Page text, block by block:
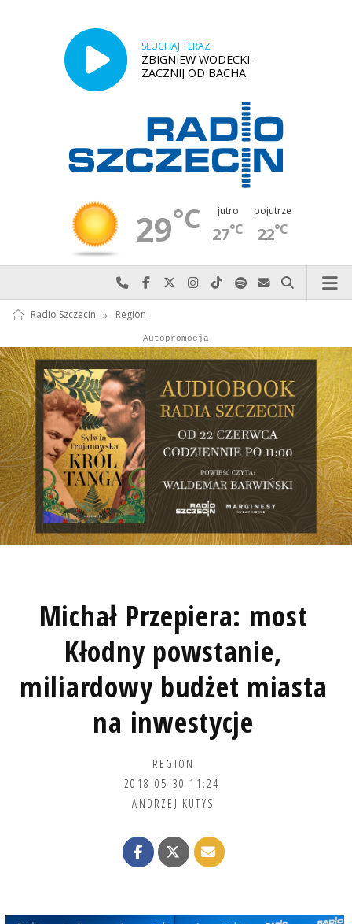
SŁUCHAJ TERAZ
ZBIGNIEW WODECKI -
ZACZNIJ OD BACHA
29°C jutro
27°C
pojutrze
22°C
Najlepiej po prostu do nas zadzwoń
Odwiedź nas na Facebook-u
Odwiedź nas na X
Odwiedź nas na Instagram-ie
Odwiedź nas na TikTok-u
Szukaj nas na Spotify
Wyślij do nas
Szukaj
Radio Szczecin » Region
Reklama
Autopromocja
Michał Przepiera: most
Kłodny powstanie,
miliardowy budżet miasta
na inwestycje
REGION
2018-05-30 11:24
ANDRZEJ KUTYS